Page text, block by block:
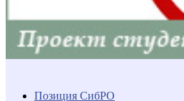
Позиция СибРО